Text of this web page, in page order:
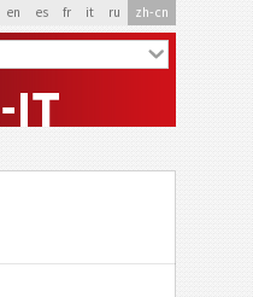
en es fr it ru zh-cn